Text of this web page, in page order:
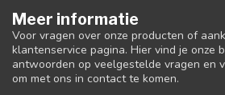
Meer informatie
Voor vragen over onze producten of
klantenservice pagina. Hier vind je onze
antwoorden op veelgestelde vragen en
om met ons in contact te komen.